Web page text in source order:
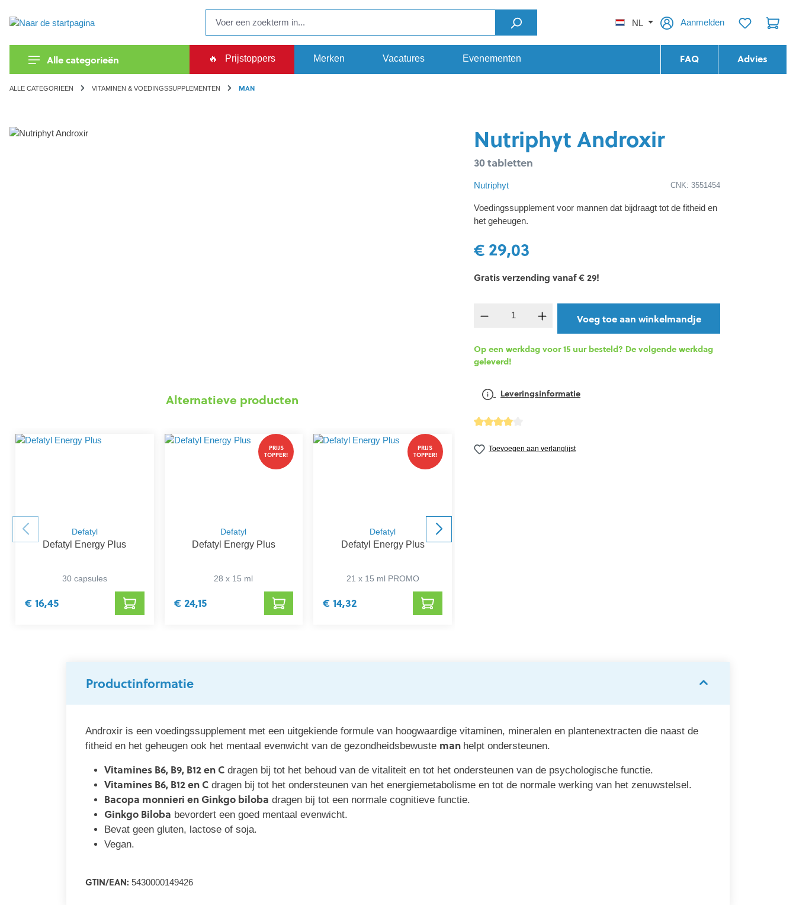
NL Aanmelden
Alle categorieën 🔥 Prijstoppers Merken Vacatures Evenementen FAQ Advies
ALLE CATEGORIEËN VITAMINEN & VOEDINGSSUPPLEMENTEN MAN
Afbeeldingengalerij overslaan
Alternatieve producten
Defatyl
Defatyl Energy Plus
30 capsules
€ 16,45
PRIJS
TOPPER!
Defatyl
Defatyl Energy Plus
28 x 15 ml
€ 24,15
PRIJS
TOPPER!
Defatyl
Defatyl Energy Plus
21 x 15 ml PROMO
€ 14,32
PRIJS
TOPPER!
Nutriphyt Androxir
30 tabletten
Nutriphyt CNK: 3551454
Voedingssupplement voor mannen dat bijdraagt tot de fitheid en
het geheugen.
€ 29,03
Gratis verzending vanaf € 29!
Producthoeveelheid: Voer de gewenste
Voeg toe aan winkelmandje
Op een werkdag voor 15 uur besteld? De volgende werkdag
geleverd!
Leveringsinformatie
Toevoegen aan verlanglijst
Productinformatie
Androxir is een voedingssupplement met een uitgekiende formule van hoogwaardige vitaminen, mineralen en plantenextracten die naast de
fitheid en het geheugen ook het mentaal evenwicht van de gezondheidsbewuste man helpt ondersteunen.
Vitamines B6, B9, B12 en C dragen bij tot het behoud van de vitaliteit en tot het ondersteunen van de psychologische functie.
Vitamines B6, B12 en C dragen bij tot het ondersteunen van het energiemetabolisme en tot de normale werking van het zenuwstelsel.
Bacopa monnieri en Ginkgo biloba dragen bij tot een normale cognitieve functie.
Ginkgo Biloba bevordert een goed mentaal evenwicht.
Bevat geen gluten, lactose of soja.
Vegan.
GTIN/EAN: 5430000149426